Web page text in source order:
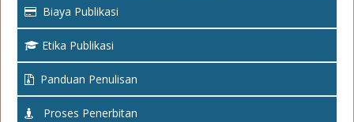
Biaya Publikasi
Etika Publikasi
Panduan Penulisan
Proses Penerbitan